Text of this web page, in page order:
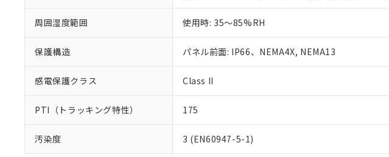
周囲湿度範囲 使用時: 35～85%RH
保護構造 パネル前面: IP66、NEMA4X, NEMA13
感電保護クラス Class II
PTI（トラッキング特性） 175
汚染度 3 (EN60947-5-1)